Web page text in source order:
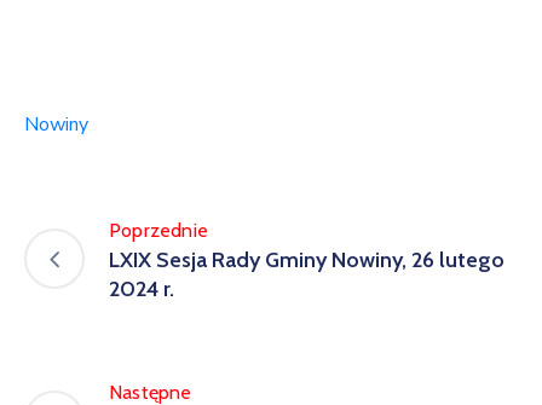
Bolechowicach
Nowiny
Poprzednie
LXIX Sesja Rady Gminy Nowiny, 26 lutego
2024 r.
Następne